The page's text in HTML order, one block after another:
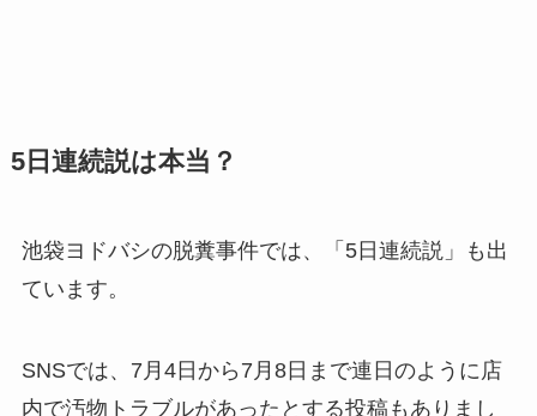
5日連続説は本当？
池袋ヨドバシの脱糞事件では、「5日連続説」も出
ています。
SNSでは、7月4日から7月8日まで連日のように店
内で汚物トラブルがあったとする投稿もありまし